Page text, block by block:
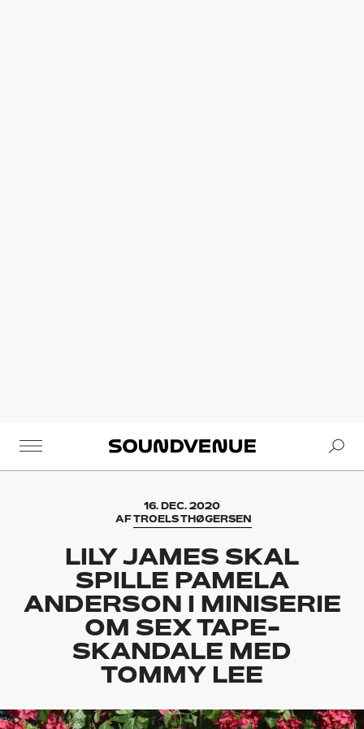
Soundvenue
16. DEC. 2020
AFTROELS THØGERSEN
LILY JAMES SKAL
SPILLE PAMELA
ANDERSON I MINISERIE
OM SEX TAPE-
SKANDALE MED
TOMMY LEE